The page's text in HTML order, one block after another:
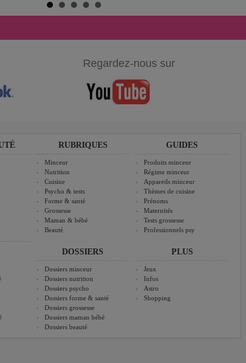
Regardez-nous sur
RUBRIQUES
Minceur
Nutrition
Cuisine
Psycho & tests
Forme & santé
Grossesse
Maman & bébé
Beauté
DOSSIERS
Dossiers minceur
Dossiers nutrition
Dossiers psycho
Dossiers forme & santé
Dossiers grossesse
Dossiers maman bébé
Dossiers beauté
GUIDES
Produits minceur
Régime minceur
Appareils minceur
Thèmes de cuisine
Prénoms
Maternités
Tests grossesse
Professionnels psy
PLUS
Jeux
Infos
Astro
Shopping